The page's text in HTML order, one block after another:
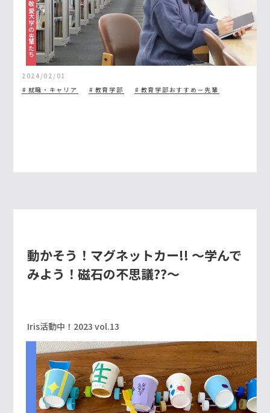
敬愛大学の先輩たち
2024/02/01
就職・キャリア
教育学部 教育学部おすすめ－先輩
動かそう！マグネットカー!! ～学んで
みよう！磁石の不思議??～
Iris活動中！2023 vol.13